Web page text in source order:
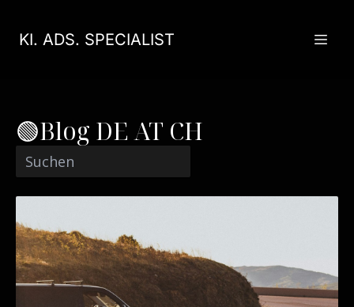
KI. ADS. SPECIALIST
🟢Blog DE AT CH